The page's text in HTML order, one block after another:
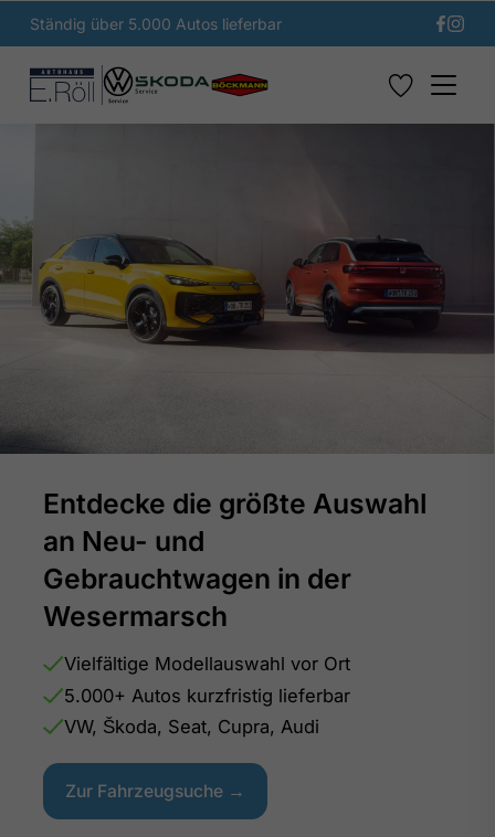
Ständig über 5.000 Autos lieferbar
Entdecke die größte Auswahl
an Neu- und
Gebrauchtwagen in der
Wesermarsch
Vielfältige Modellauswahl vor Ort
5.000+ Autos kurzfristig lieferbar
VW, Škoda, Seat, Cupra, Audi
Zur Fahrzeugsuche →